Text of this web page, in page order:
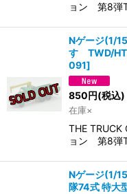
ョン 第8弾
Nゲージ(1/
すゞTWD/
091]
850円(税込)
在庫×
THE TRUCK
ョン 第8弾
Nゲージ(1/
隊74式 特大